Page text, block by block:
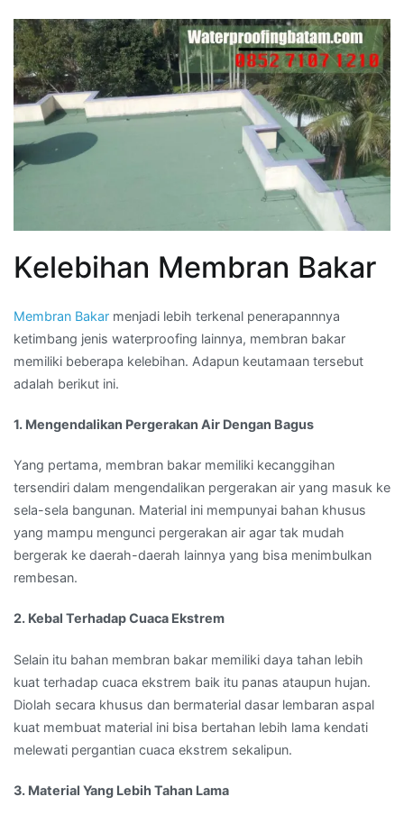
Kelebihan Membran Bakar
Membran Bakar menjadi lebih terkenal penerapannnya
ketimbang jenis waterproofing lainnya, membran bakar
memiliki beberapa kelebihan. Adapun keutamaan tersebut
adalah berikut ini.
1. Mengendalikan Pergerakan Air Dengan Bagus
Yang pertama, membran bakar memiliki kecanggihan
tersendiri dalam mengendalikan pergerakan air yang masuk ke
sela-sela bangunan. Material ini mempunyai bahan khusus
yang mampu mengunci pergerakan air agar tak mudah
bergerak ke daerah-daerah lainnya yang bisa menimbulkan
rembesan.
2. Kebal Terhadap Cuaca Ekstrem
Selain itu bahan membran bakar memiliki daya tahan lebih
kuat terhadap cuaca ekstrem baik itu panas ataupun hujan.
Diolah secara khusus dan bermaterial dasar lembaran aspal
kuat membuat material ini bisa bertahan lebih lama kendati
melewati pergantian cuaca ekstrem sekalipun.
3. Material Yang Lebih Tahan Lama